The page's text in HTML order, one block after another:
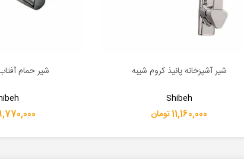
اطلاعات بیشترشیر آشپزخانه پانیذ کروم شیبه
Shibeh
11,160,000 تومان
اطلاعات بیشترشیر حمام
9,770,000